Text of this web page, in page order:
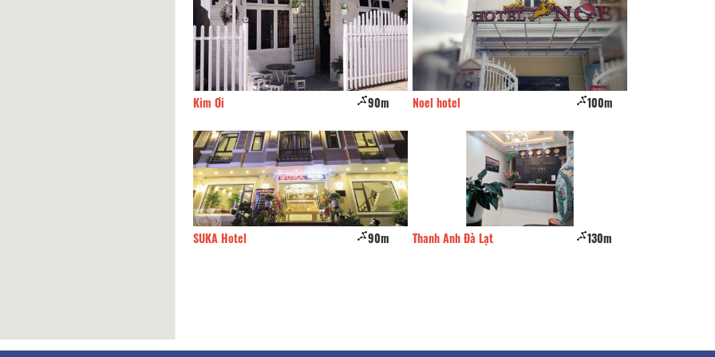
Kim Ơi 90m
SUKA Hotel 90m
Noel hotel 100m
Thanh Anh Đà Lạt 130m